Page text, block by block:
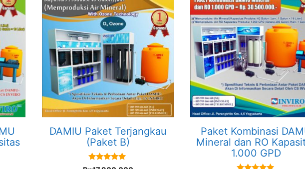
DAMIU Paket Terjangkau
(Paket B)
5.00
Paket Kombinasi
Mineral dan RO
1.000 GPD